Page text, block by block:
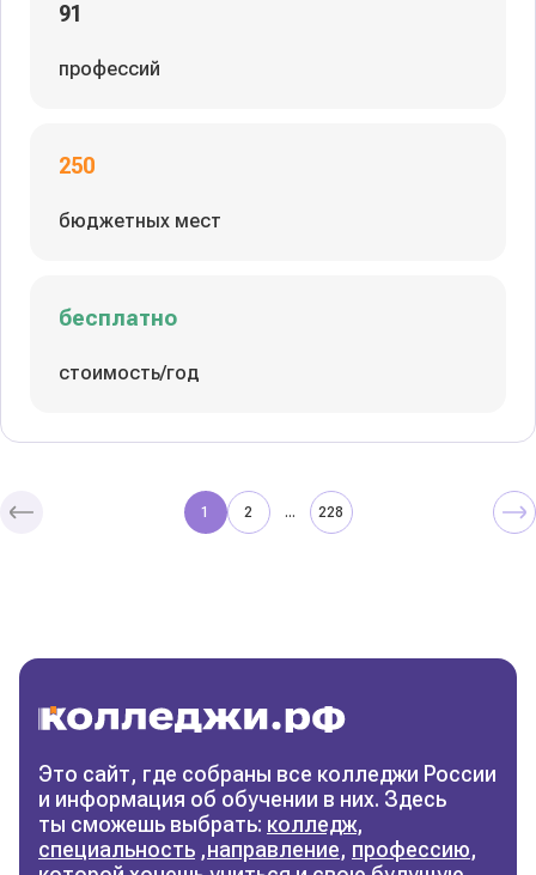
91
профессий
250
бюджетных мест
бесплатно
стоимость/год
колледж
Фильтры
Сбросить фильтры
1 2 ... 228
Это сайт, где собраны все колледжи России
и информация об обучении в них. Здесь
ты сможешь выбрать: колледж,
специальность ,направление, профессию,